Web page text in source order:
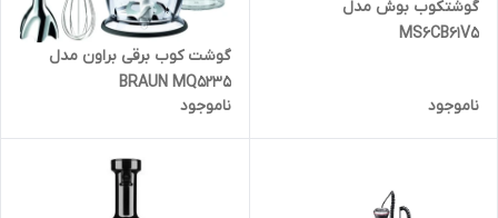
گوشتکوب بوش مدل
MS6CB61V5
ناموجود
گوشت کوب برقی براون مدل
BRAUN MQ5235
ناموجود